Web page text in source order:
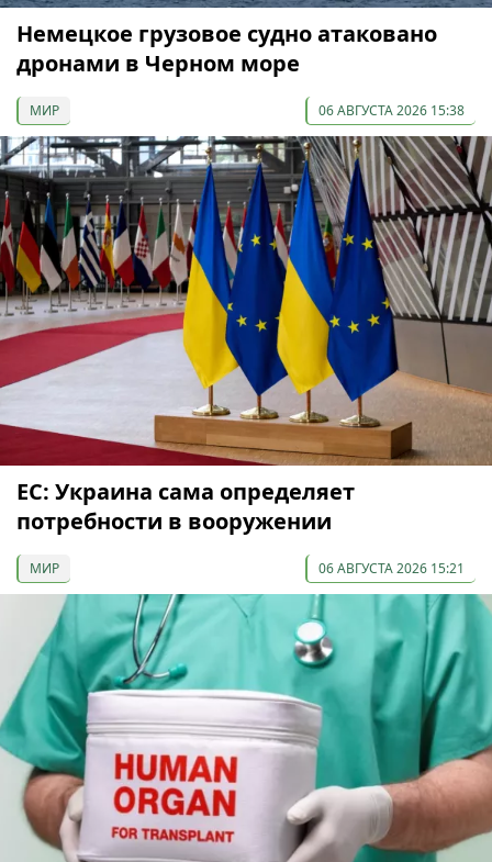
Немецкое грузовое судно атаковано
дронами в Черном море
МИР 06 АВГУСТА 2026 15:38
ЕС: Украина сама определяет
потребности в вооружении
МИР 06 АВГУСТА 2026 15:21